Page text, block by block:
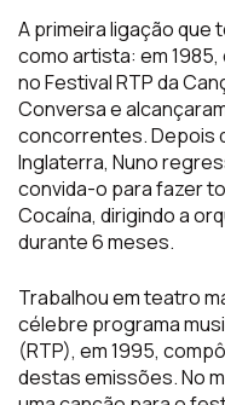
A primeira ligação que
como artista: em
no Festival RTP da
Conversa e
concorrentes. Depois
Inglaterra, Nuno
convida-o para fazer
Cocaína, dirigindo a
durante 6 meses.
Trabalhou em teatro
célebre programa
(RTP), em 1995,
destas emissões. No